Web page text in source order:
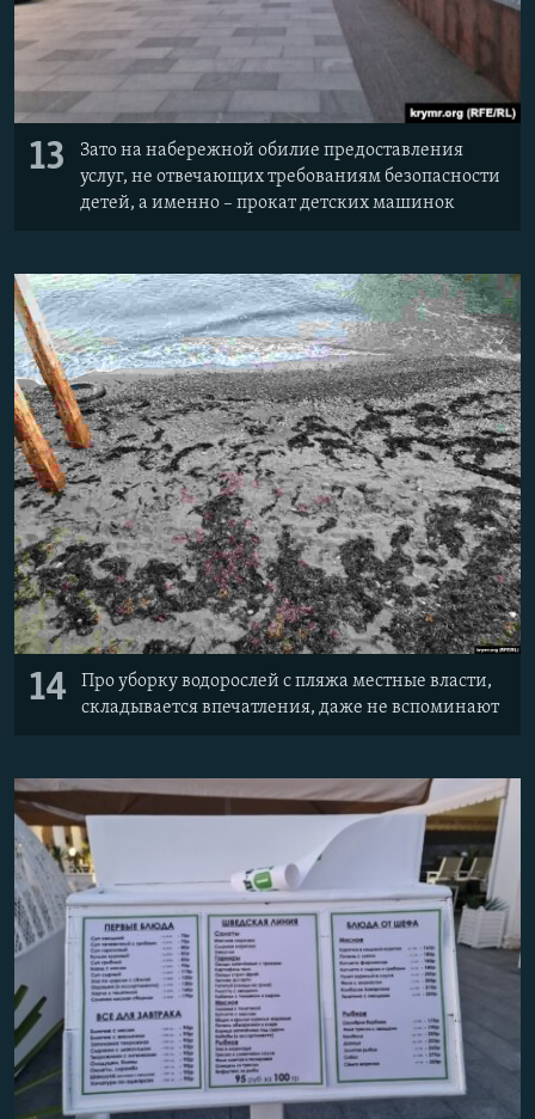
13
Зато на набережной обилие предоставления
услуг, не отвечающих требованиям безопасности
детей, а именно – прокат детских машинок
14
Про уборку водорослей с пляжа местные власти,
складывается впечатления, даже не вспоминают